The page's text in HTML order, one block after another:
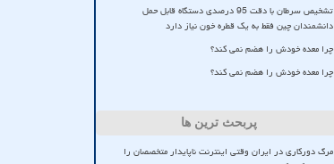
تشخیص سرطان با دقت 95 درصدی دستگاه قابل حمل
دانشمندان چین فقط به یک قطره خون نیاز دارد
چرا معده خودش را هضم نمی کند؟
چرا معده خودش را هضم نمی کند؟
پربحث ترین ها
مرگ دورکاری در ایران وقتی اینترنت ناپایدار متخصصان را